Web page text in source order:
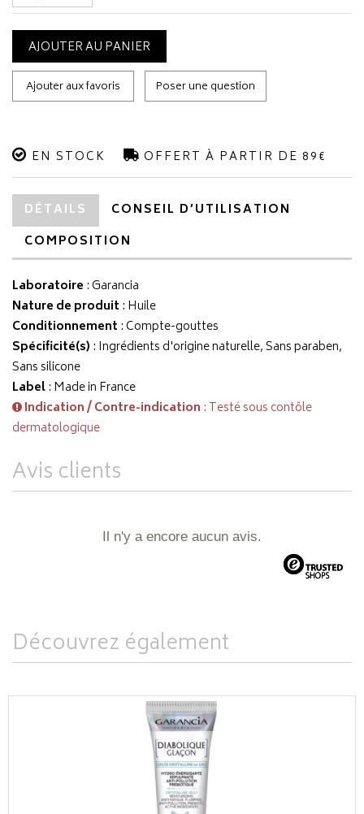
AJOUTER AU PANIER
Ajouter aux favoris Poser une question
EN STOCK OFFERT À PARTIR DE 89€
DÉTAILS
CONSEIL D’UTILISATION
COMPOSITION
Laboratoire :Garancia
Nature de produit : Huile
Conditionnement : Compte-gouttes
Spécificité(s) : Ingrédients d'origine naturelle, Sans paraben,
Sans silicone
Label: Made in France
Indication / Contre-indication : Testé sous contôle
dermatologique
Avis clients
Il n'y a encore aucun avis.
Découvrez également